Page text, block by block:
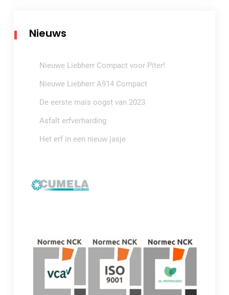
Nieuws
Nieuwe Liebherr Compact voor Piter!
Nieuwe Liebherr A914 Compact
De eerste maïs oogst van 2023
Asfalt erfverharding
Het erf in een nieuw jasje